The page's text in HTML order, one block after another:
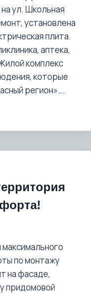
ул. Школьная
установлена
плита.
аптека,
комплекс
которые
регион»….
по монтажу
на фасаде,
придомовой